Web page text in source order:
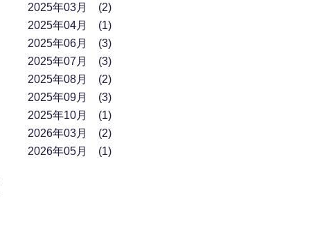
2025年03月
2
2025年04月
1
2025年06月
3
2025年07月
3
2025年08月
2
2025年09月
3
2025年10月
1
2026年03月
2
2026年05月
1